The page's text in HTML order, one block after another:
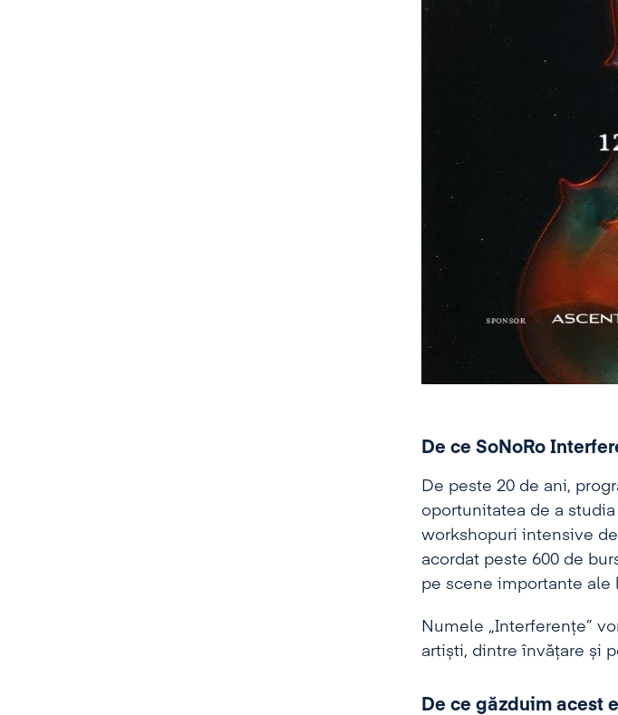
De ce SoNoRo
De peste 20 de ani,
oportunitatea de a
workshopuri intensive
acordat peste 600 de
pe scene importante ale
Numele „Interferențe”
artiști, dintre învățare și
De ce găzduim acest